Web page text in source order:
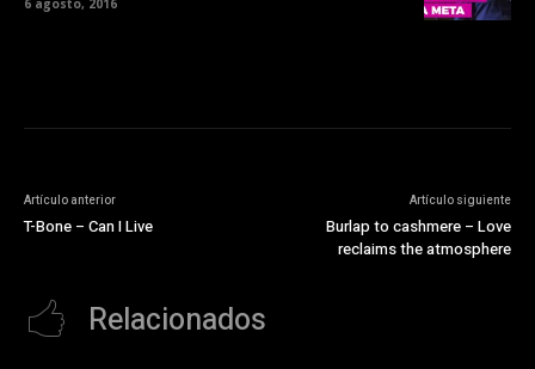
Artículo anterior
T-Bone – Can I Live
Artículo siguiente
Burlap to cashmere – Love
reclaims the atmosphere
Relacionados